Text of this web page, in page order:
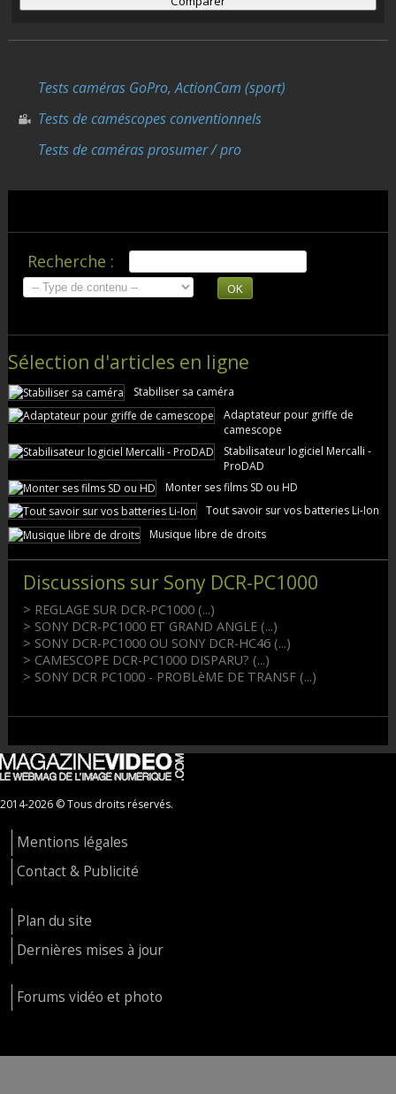
Tests caméras GoPro, ActionCam (sport)
Tests de caméscopes conventionnels
Tests de caméras prosumer / pro
Recherche :
OK
Sélection d'articles en ligne
Stabiliser sa caméra
Adaptateur pour griffe de
camescope
Stabilisateur logiciel Mercalli -
ProDAD
Monter ses films SD ou HD
Tout savoir sur vos batteries Li-Ion
Musique libre de droits
Discussions sur Sony DCR-PC1000
> REGLAGE SUR DCR-PC1000 (...)
> SONY DCR-PC1000 ET GRAND ANGLE (...)
> SONY DCR-PC1000 OU SONY DCR-HC46 (...)
> CAMESCOPE DCR-PC1000 DISPARU? (...)
> SONY DCR PC1000 - PROBLèME DE TRANSF (...)
2014-2026 © Tous droits réservés.
Mentions légales
Contact & Publicité
Plan du site
Dernières mises à jour
Forums vidéo et photo